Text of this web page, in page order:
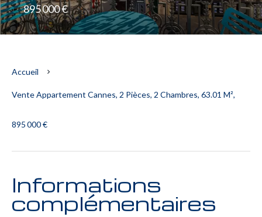
895 000 €
Accueil
Vente Appartement Cannes, 2 Pièces, 2 Chambres, 63.01 M²,
895 000 €
Informations
complémentaires